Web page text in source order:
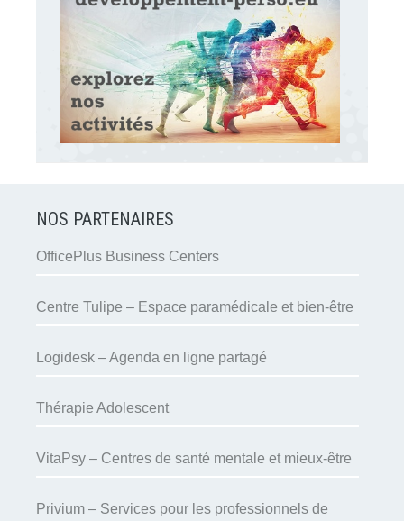
NOS PARTENAIRES
OfficePlus Business Centers
Centre Tulipe – Espace paramédicale et bien-être
Logidesk – Agenda en ligne partagé
Thérapie Adolescent
VitaPsy – Centres de santé mentale et mieux-être
Privium – Services pour les professionnels de